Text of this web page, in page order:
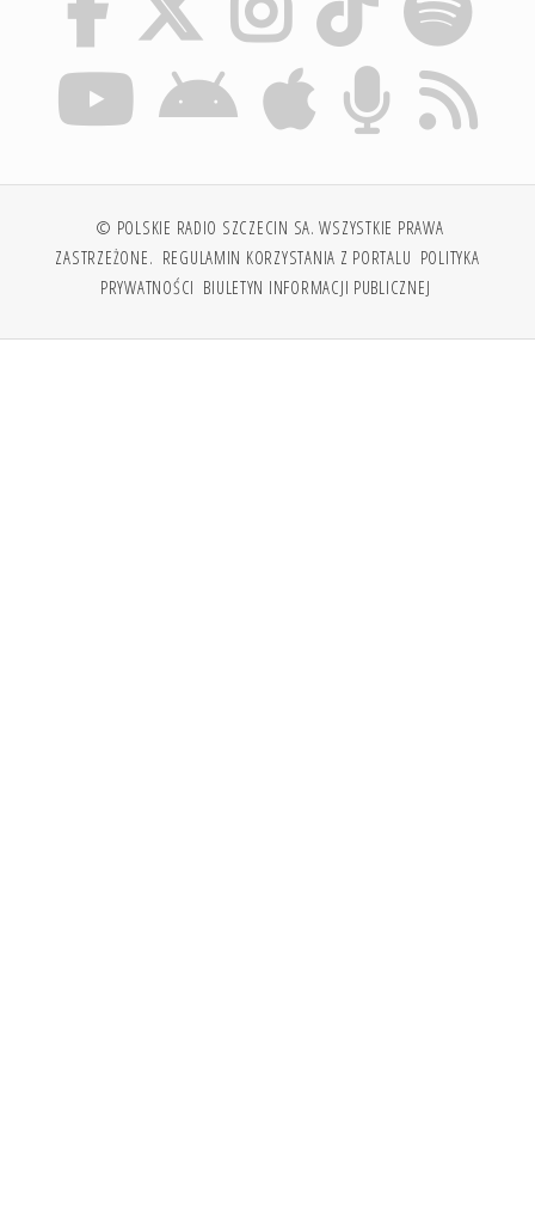
© POLSKIE RADIO SZCZECIN SA. WSZYSTKIE PRAWA
ZASTRZEŻONE. REGULAMIN KORZYSTANIA Z PORTALU POLITYKA
PRYWATNOŚCI BIULETYN INFORMACJI PUBLICZNEJ